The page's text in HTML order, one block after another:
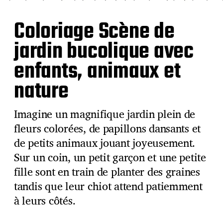
Coloriage Scène de
jardin bucolique avec
enfants, animaux et
nature
Imagine un magnifique jardin plein de
fleurs colorées, de papillons dansants et
de petits animaux jouant joyeusement.
Sur un coin, un petit garçon et une petite
fille sont en train de planter des graines
tandis que leur chiot attend patiemment
à leurs côtés.